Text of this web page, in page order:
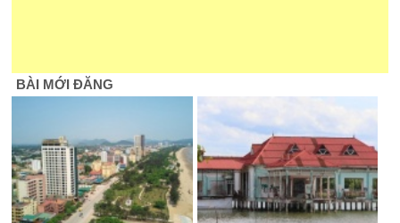
BÀI MỚI ĐĂNG